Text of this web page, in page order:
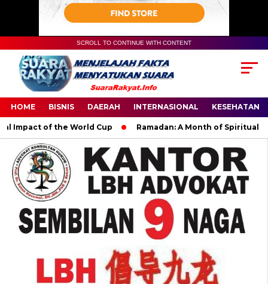
SCROLL TO CONTINUE WITH CONTENT
HOME BISNIS DAERAH INTERNASIONAL KESEHATAN
of the World Cup Ramadan: A Month of Spiritual